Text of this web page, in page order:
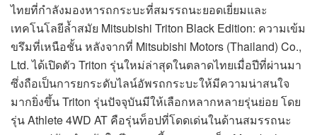
ไทยที่กำลังมองหารถกระบะที่สมรรถนะยอดเยี่ยมและ
เทคโนโลยีล้ำสมัย Mitsubishi Triton Black Edition: ความเข้ม
ขรึมที่เหนือชั้น หลังจากที่ Mitsubishi Motors (Thailand) Co.,
Ltd. ได้เปิดตัว Triton รุ่นใหม่ล่าสุดในตลาดไทยเมื่อปีที่ผ่านมา
ซึ่งถือเป็นการยกระดับไลน์อัพรถกระบะให้มีความน่าสนใจ
มากยิ่งขึ้น Triton รุ่นปัจจุบันมีให้เลือกหลากหลายรุ่นย่อย โดย
รุ่น Athlete 4WD AT คือรุ่นท็อปที่โดดเด่นในด้านสมรรถนะ